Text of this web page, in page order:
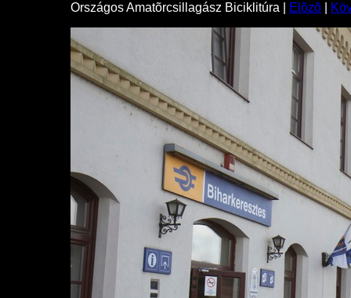
Országos Amatõrcsillagász Biciklitúra | Elõzõ